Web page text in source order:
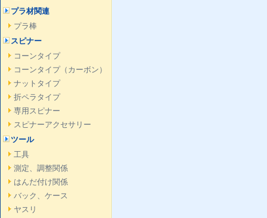
プラ材関連
プラ棒
スピナー
コーンタイプ
コーンタイプ（カーボン）
ナットタイプ
折ペラタイプ
専用スピナー
スピナーアクセサリー
ツール
工具
測定、調整関係
はんだ付け関係
バック、ケース
ヤスリ